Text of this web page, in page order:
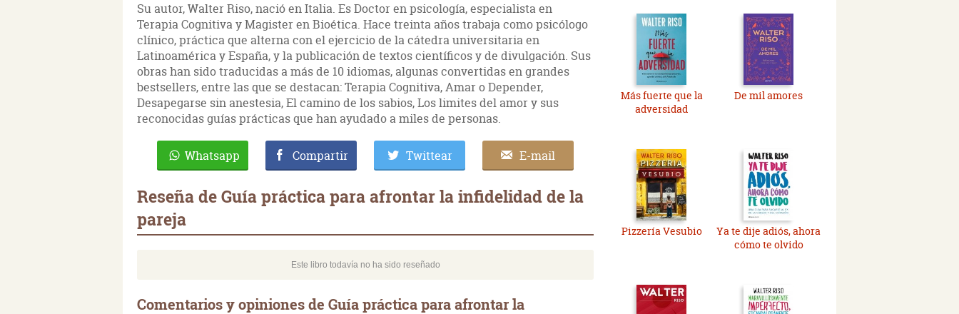
Su autor, Walter Riso, nació en Italia. Es Doctor en psicología, especialista en
Terapia Cognitiva y Magister en Bioética. Hace treinta años trabaja como psicólogo
clínico, práctica que alterna con el ejercicio de la cátedra universitaria en
Latinoamérica y España, y la publicación de textos científicos y de divulgación. Sus
obras han sido traducidas a más de 10 idiomas, algunas convertidas en grandes
bestsellers, entre las que se destacan: Terapia Cognitiva, Amar o Depender,
Desapegarse sin anestesia, El camino de los sabios, Los limites del amor y sus
reconocidas guías prácticas que han ayudado a miles de personas.
Whatsapp Compartir Twittear E-mail
Reseña de Guía práctica para afrontar la infidelidad de la
pareja
Este libro todavía no ha sido reseñado
Comentarios y opiniones de Guía práctica para afrontar la
Más fuerte que la
adversidad
De mil amores
Pizzería Vesubio
Ya te dije adiós, ahora
cómo te olvido